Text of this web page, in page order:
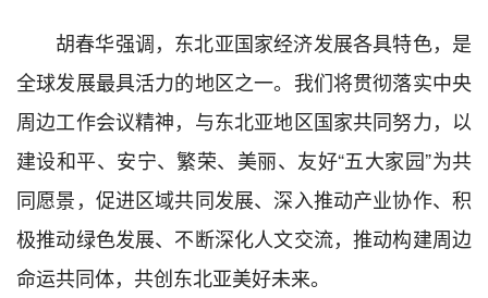
胡春华强调，东北亚国家经济发展各具特色，是
全球发展最具活力的地区之一。我们将贯彻落实中央
周边工作会议精神，与东北亚地区国家共同努力，以
建设和平、安宁、繁荣、美丽、友好“五大家园”为共
同愿景，促进区域共同发展、深入推动产业协作、积
极推动绿色发展、不断深化人文交流，推动构建周边
命运共同体，共创东北亚美好未来。